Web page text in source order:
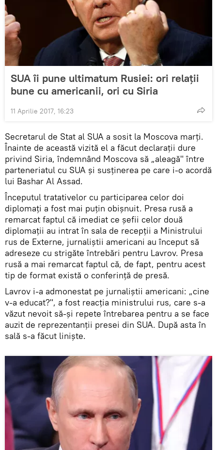
SUA îi pune ultimatum Rusiei: ori relații
bune cu americanii, ori cu Siria
11 Aprilie 2017, 16:23
Secretarul de Stat al SUA a sosit la Moscova marți.
Înainte de această vizită el a făcut declarații dure
privind Siria, îndemnând Moscova să „aleagă" între
parteneriatul cu SUA și susținerea pe care i-o acordă
lui Bashar Al Assad.
Începutul tratativelor cu participarea celor doi
diplomați a fost mai puțin obișnuit. Presa rusă a
remarcat faptul că imediat ce șefii celor două
diplomații au intrat în sala de recepții a Ministrului
rus de Externe, jurnaliștii americani au început să
adreseze cu strigăte întrebări pentru Lavrov. Presa
rusă a mai remarcat faptul că, de fapt, pentru acest
tip de format există o conferință de presă.
Lavrov i-a admonestat pe jurnaliștii americani: „cine
v-a educat?", a fost reacția ministrului rus, care s-a
văzut nevoit să-și repete întrebarea pentru a se face
auzit de reprezentanții presei din SUA. După asta în
sală s-a făcut liniște.